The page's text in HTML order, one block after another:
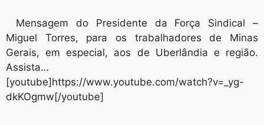
Mensagem do Presidente da Força Sindical –
Miguel Torres, para os trabalhadores de Minas
Gerais, em especial, aos de Uberlândia e região.
Assista…
[youtube]https://www.youtube.com/watch?v=_yg-
dkKOgmw[/youtube]